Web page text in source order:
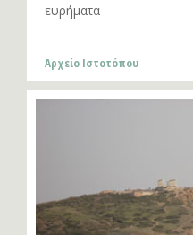
ευρήματα
Αρχείο Ιστοτόπου